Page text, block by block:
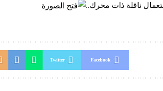
ناقلة ذات محرك..
Facebook
Twitter